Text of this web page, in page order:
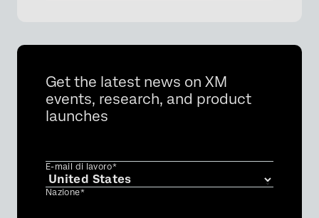
Get the latest news on XM
events, research, and product
launches
E-mail di lavoro*
Nazione*